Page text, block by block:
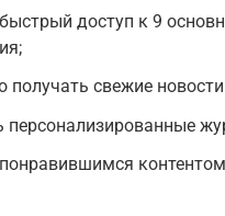
доступ к 9
получать свежие
персонализированные